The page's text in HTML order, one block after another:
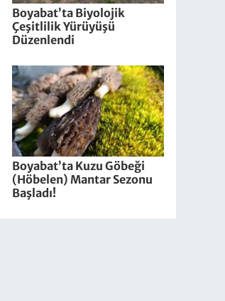
Boyabat’ta Biyolojik
Çeşitlilik Yürüyüşü
Düzenlendi
Boyabat’ta Kuzu Göbeği
(Höbelen) Mantar Sezonu
Başladı!